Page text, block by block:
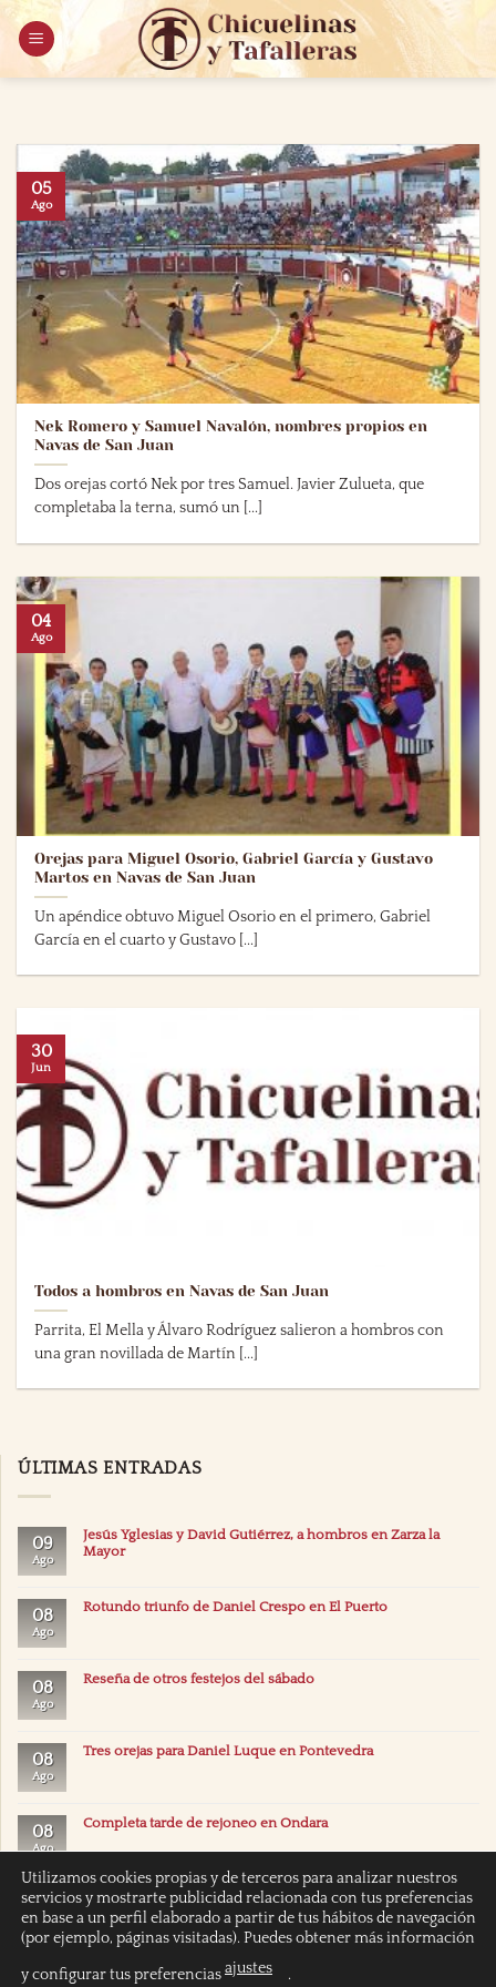
Saltar
contenido
Nek Romero y Samuel Navalón, nombres propios en
Navas de San Juan
Dos orejas cortó Nek por tres Samuel. Javier Zulueta, que
completaba la terna, sumó un [...]
05
Ago
Orejas para Miguel Osorio, Gabriel García y Gustavo
Martos en Navas de San Juan
Un apéndice obtuvo Miguel Osorio en el primero, Gabriel
García en el cuarto y Gustavo [...]
04
Ago
Todos a hombros en Navas de San Juan
Parrita, El Mella y Álvaro Rodríguez salieron a hombros con
una gran novillada de Martín [...]
30
Jun
ÚLTIMAS ENTRADAS
09
Ago
Jesús Yglesias y David Gutiérrez, a hombros en Zarza la
Mayor
08
Ago
Rotundo triunfo de Daniel Crespo en El Puerto
08
Ago
Reseña de otros festejos del sábado
08
Ago
Tres orejas para Daniel Luque en Pontevedra
08
Ago
Completa tarde de rejoneo en Ondara
Utilizamos cookies propias y de terceros para analizar nuestros
servicios y mostrarte publicidad relacionada con tus preferencias
en base a un perfil elaborado a partir de tus hábitos de navegación
(por ejemplo, páginas visitadas). Puedes obtener más información
y configurar tus preferenciasajustes .